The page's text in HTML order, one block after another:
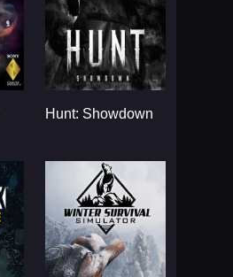
Hunt: Showdown